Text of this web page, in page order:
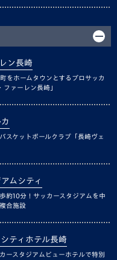
ン長崎
をホームタウンとするプロサッカ
ファーレン長崎」
スケットボールクラブ「長崎ヴェ
ムシティ
約10分！サッカースタジアムを中
合施設
ティホテル長崎
ースタジアムビューホテルで特別